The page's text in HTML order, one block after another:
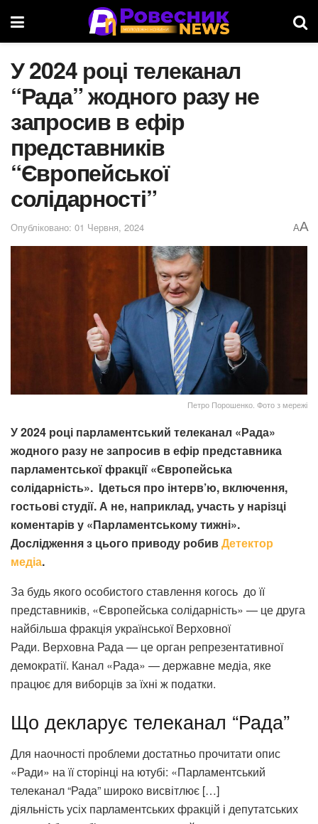
У 2024 році телеканал
“Рада” жодного разу не
запросив в ефір
представників
“Європейської
солідарності”
Опубліковано: 01 Червня, 2024 AA
Петро Порошенко. Фото з мережі
У 2024 році парламентський телеканал «Рада»
жодного разу не запросив в ефір представника
парламентської фракції «Європейська
солідарність». Ідеться про інтерв’ю, включення,
гостьові студії. А не, наприклад, участь у нарізці
коментарів у «Парламентському тижні».
Дослідження з цього приводу робивДетектор
медіа.
За будь якого особистого ставлення когось до її
представників, «Європейська солідарність» — це друга
найбільша фракція української Верховної
Ради. Верховна Рада — це орган репрезентативної
демократії. Канал «Рада» — державне медіа, яке
працює для виборців за їхні ж податки.
Що декларує телеканал “Рада”
Для наочності проблеми достатньо прочитати опис
«Ради» на її сторінці на ютубі: «Парламентський
телеканал “Рада” широко висвітлює […]
діяльність усіх парламентських фракцій і депутатських